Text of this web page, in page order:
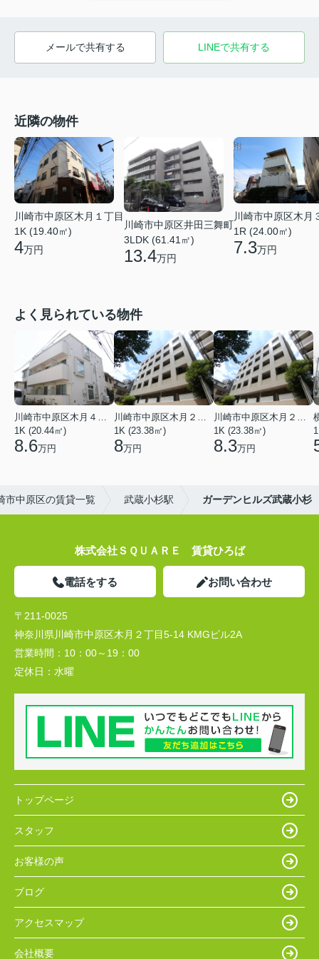
メールで共有する LINEで共有する
近隣の物件
川崎市中原区木月１丁目
1K (19.40㎡)
4万円
川崎市中原区井田三舞町
3LDK (61.41㎡)
13.4万円
川崎市中原区木月
1R (24.00㎡)
7.3万円
よく見られている物件
川崎市中原区木月４丁目
1K (20.44㎡)
8.6万円
川崎市中原区木月２丁目
1K (23.38㎡)
8万円
川崎市中原区木月２丁目
1K (23.38㎡)
8.3万円
市中原区の賃貸一覧 武蔵小杉駅 ガーデンヒルズ武蔵小杉
株式会社ＳＱＵＡＲＥ 賃貸ひろば
電話をする お問い合わせ
〒211-0025
神奈川県川崎市中原区木月２丁目5-14 KMGビル2A
営業時間： 10：00～19：00
定休日： 水曜
トップページ
スタッフ
お客様の声
ブログ
アクセスマップ
会社概要